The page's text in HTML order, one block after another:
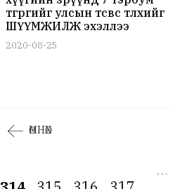
төгрөгийг улсын төсвөөс төлөхийг
ШҮҮМЖИЛЖ эхэллээ
2020-08-25
ӨМНӨХ
…